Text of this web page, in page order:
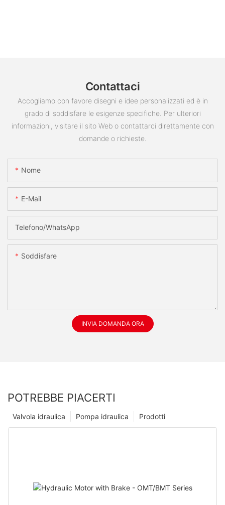
Contattaci
Accogliamo con favore disegni e idee personalizzati ed è in
grado di soddisfare le esigenze specifiche. Per ulteriori
informazioni, visitare il sito Web o contattarci direttamente con
domande o richieste.
Nome
E-Mail
Telefono/WhatsApp
Soddisfare
INVIA DOMANDA ORA
POTREBBE PIACERTI
Prodotti
Pompa idraulica
Valvola idraulica